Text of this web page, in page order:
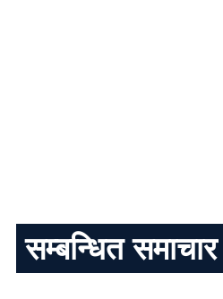
सम्बन्धित समाचार